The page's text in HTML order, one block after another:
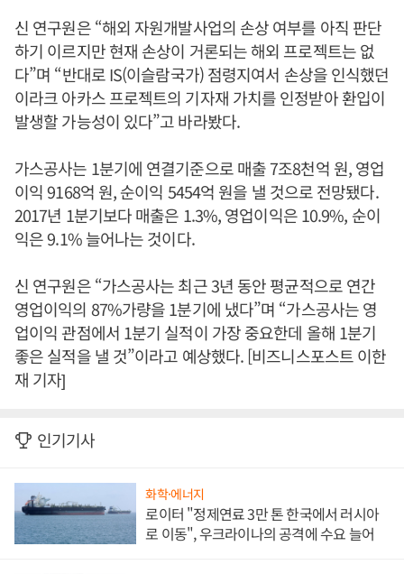
신 연구원은 “해외 자원개발사업의 손상 여부를 아직 판단
하기 이르지만 현재 손상이 거론되는 해외 프로젝트는 없
다”며 “반대로 IS(이슬람국가) 점령지여서 손상을 인식했던
이라크 아카스 프로젝트의 기자재 가치를 인정받아 환입이
발생할 가능성이 있다”고 바라봤다.
가스공사는 1분기에 연결기준으로 매출 7조8천억 원, 영업
이익 9168억 원, 순이익 5454억 원을 낼 것으로 전망됐다.
2017년 1분기보다 매출은 1.3%, 영업이익은 10.9%, 순이
익은 9.1% 늘어나는 것이다.
신 연구원은 “가스공사는 최근 3년 동안 평균적으로 연간
영업이익의 87%가량을 1분기에 냈다”며 “가스공사는 영
업이익 관점에서 1분기 실적이 가장 중요한데 올해 1분기
좋은 실적을 낼 것”이라고 예상했다. [비즈니스포스트 이한
재 기자]
인기기사
화학·에너지
로이터 "정제연료 3만 톤 한국에서 러시아
로 이동", 우크라이나의 공격에 수요 늘어